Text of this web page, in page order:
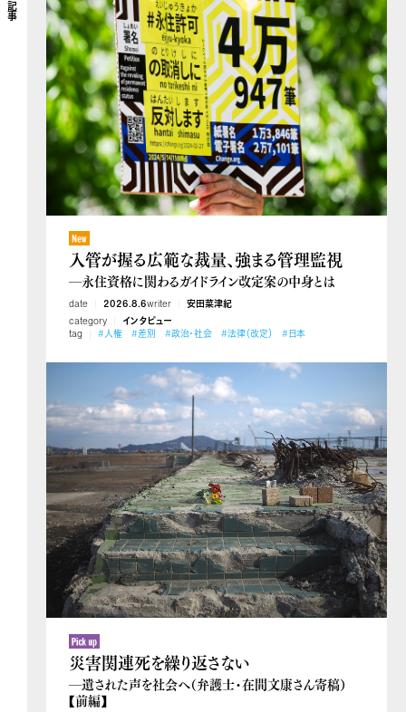
記事
入管が握る広範な裁量、強まる管理監視
―永住資格に関わるガイドライン改定案の中身とは
date 2026.8.6writer
安田菜津紀
category
インタビュー
tag
#人権 #差別 #政治・社会 #法律（改定） #日本
災害関連死を繰り返さない
―遺された声を社会へ（弁護士・在間文康さん寄稿）
【前編】